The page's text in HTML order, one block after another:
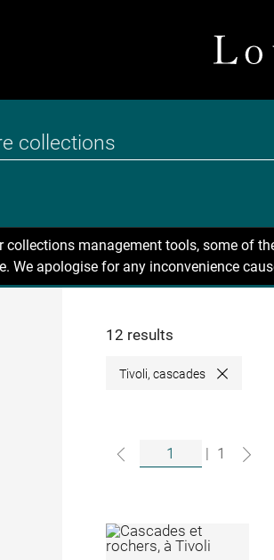
collections management tools, some of
We apologise for any inconvenience
12 results
Tivoli, cascades Close
| 1